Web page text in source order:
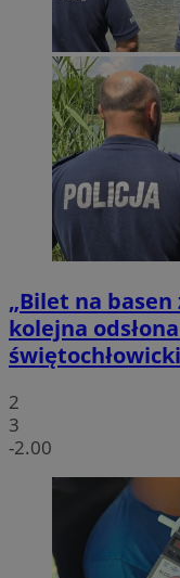
„Bilet na
kolejna
2
3
-2.00